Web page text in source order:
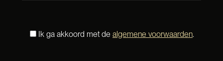
Ik ga akkoord met de algemene voorwaarden.